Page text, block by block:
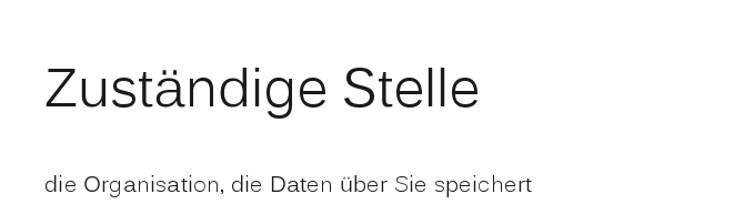
Zuständige Stelle
die Organisation, die Daten über Sie speichert